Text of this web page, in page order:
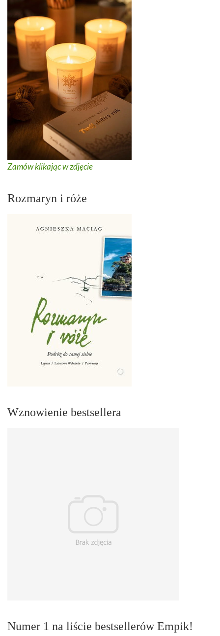
Zamów klikając w zdjęcie
Rozmaryn i róże
Wznowienie bestsellera
Numer 1 na liście bestsellerów Empik!